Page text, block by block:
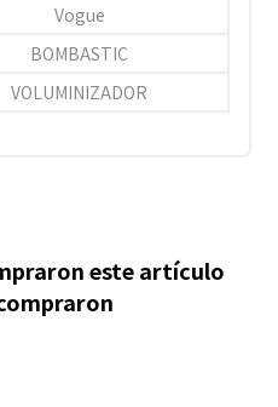
Vogue
BOMBASTIC
VOLUMINIZADOR
este artículo